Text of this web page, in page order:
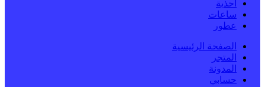
احذية
ساعات
عطور
الصفحة الرئيسية
المتجر
المدونة
حسابي